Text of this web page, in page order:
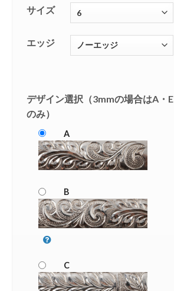
サイズ
エッジ
デザイン選択（3mmの場合はA・E
のみ）
A
B
C